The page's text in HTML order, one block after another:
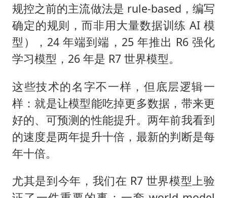
规控之前的主流做法是 rule-based，编写
确定的规则，而非用大量数据训练 AI 模
型），24 年端到端，25 年推出 R6 强化
学习模型，26 年是 R7 世界模型。
这些技术的名字不一样，但底层逻辑一
样：就是让模型能吃掉更多数据，带来更
好的、可预测的性能提升。两年前我看到
的速度是两年提升十倍，最新的判断是每
年十倍。
尤其是到今年，我们在 R7 世界模型上验